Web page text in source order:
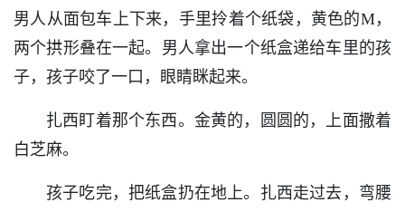
男人从面包车上下来，手里拎着个纸袋，黄色的M，
两个拱形叠在一起。男人拿出一个纸盒递给车里的孩
子，孩子咬了一口，眼睛眯起来。
扎西盯着那个东西。金黄的，圆圆的，上面撒着
白芝麻。
孩子吃完，把纸盒扔在地上。扎西走过去，弯腰